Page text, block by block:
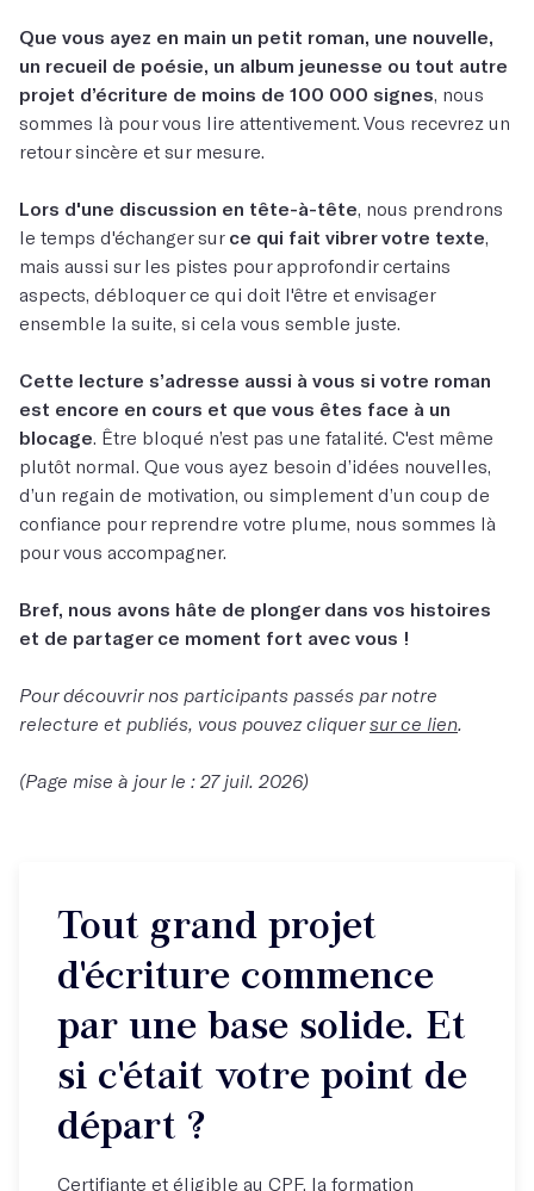
Que vous ayez en main un petit roman, une nouvelle,
un recueil de poésie, un album jeunesse ou tout autre
projet d’écriture de moins de 100 000 signes, nous
sommes là pour vous lire attentivement. Vous recevrez un
retour sincère et sur mesure.
Lors d'une discussion en tête-à-tête, nous prendrons
le temps d'échanger sur ce qui fait vibrer votre texte,
mais aussi sur les pistes pour approfondir certains
aspects, débloquer ce qui doit l'être et envisager
ensemble la suite, si cela vous semble juste.
Cette lecture s’adresse aussi à vous si votre roman
est encore en cours et que vous êtes face à un
blocage. Être bloqué n’est pas une fatalité. C'est même
plutôt normal. Que vous ayez besoin d’idées nouvelles,
d’un regain de motivation, ou simplement d’un coup de
confiance pour reprendre votre plume, nous sommes là
pour vous accompagner.
Bref, nous avons hâte de plonger dans vos histoires
et de partager ce moment fort avec vous !
Pour découvrir nos participants passés par notre
relecture et publiés, vous pouvez cliquersur ce lien.
(Page mise à jour le : 27 juil. 2026)
Tout grand projet
d'écriture commence
par une base solide. Et
si c'était votre point de
départ ?
Certifiante et éligible au CPF, la formation